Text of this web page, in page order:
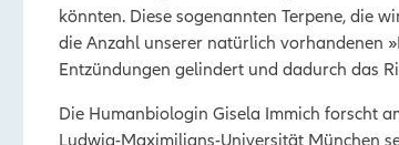
könnten. Diese sogenannten Terpene, die
die Anzahl unserer natürlich vorhandenen
Entzündungen gelindert und dadurch das
Die Humanbiologin Gisela Immich forscht
Ludwig-Maximilians-Universität München